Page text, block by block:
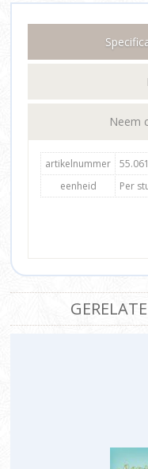
Neem
artikelnummer
eenheid
Per